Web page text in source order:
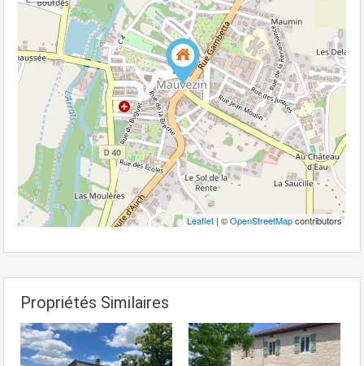
Leaflet | ©OpenStreetMapcontributors
Propriétés Similaires